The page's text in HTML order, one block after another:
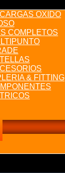
OXIDO
COMPLETOS
& FITTING